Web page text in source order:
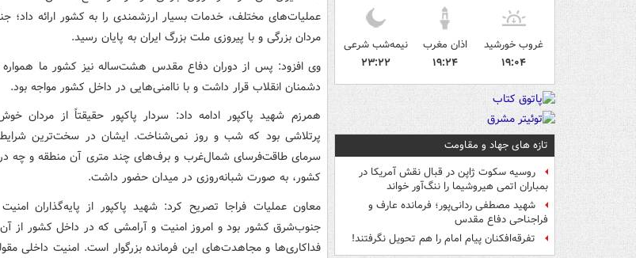
غروب خورشید
۱۹:۰۴
اذان مغرب
۱۹:۲۴
نیمه‌شب شرعی
۲۳:۲۲
تازه های جهاد و مقاومت
روسیه سکوت ژاپن در قبال نقش آمریکا در
بمباران اتمی هیروشیما را ننگ‌آور خواند
شهید مصطفی ردانی‌پور؛ فرمانده عارف و
فراجناحی دفاع مقدس
تفرقه‌افکنان پیام امام را هم تحویل نگرفتند!
عملیات‌های مختلف، خدمات بسیار ارزشمندی را به کشور ارائه
مردان بزرگی و با پیروزی ملت بزرگ ایران به پایان رسید.
وی افزود: پس از دوران دفاع مقدس هشت‌ساله نیز کشور ما
دشمنان انقلاب قرار داشت و با ناامنی‌هایی در داخل کشور مواجه بود.
همرزم شهید پاکپور ادامه داد: سردار پاکپور حقیقتاً از مردان
پرتلاشی بود که شب و روز نمی‌شناخت. ایشان در سخت‌ترین شرایط
سرمای طاقت‌فرسای شمال‌غرب و برف‌های چند متری آن منطقه و چه
کشور، به صورت شبانه‌روزی در میدان حضور داشت.
معاون عملیات فراجا تصریح کرد: شهید پاکپور از پایه‌گذاران
جنوب‌شرق کشور بود و امروز امنیت و آرامشی که در داخل کشور از
فداکاری‌ها و مجاهدت‌های این فرمانده بزرگوار است. امنیت داخلی